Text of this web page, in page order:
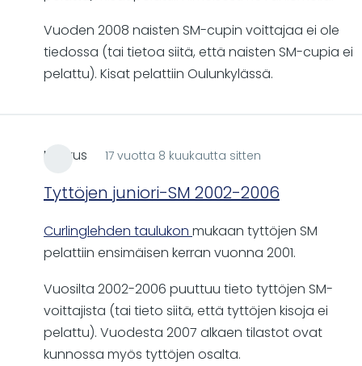
Vuoden 2008 naisten SM-cupin voittajaa ei ole
tiedossa (tai tietoa siitä, että naisten SM-cupia ei
pelattu). Kisat pelattiin Oulunkylässä.
Markus 17 vuotta 8 kuukautta sitten
Tyttöjen juniori-SM 2002-2006
Curlinglehden taulukon mukaan tyttöjen SM
pelattiin ensimäisen kerran vuonna 2001.
Vuosilta 2002-2006 puuttuu tieto tyttöjen SM-
voittajista (tai tieto siitä, että tyttöjen kisoja ei
pelattu). Vuodesta 2007 alkaen tilastot ovat
kunnossa myös tyttöjen osalta.